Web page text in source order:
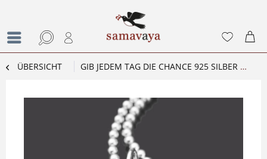
ÜBERSICHT GIB JEDEM TAG DIE CHANCE 925 SILBER KETTE MIT WUNSCHTEXT GRAVUR